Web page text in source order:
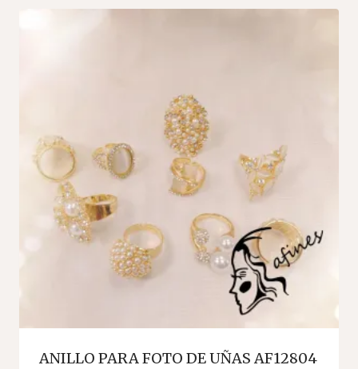
ANILLO PARA FOTO DE UÑAS AF12804